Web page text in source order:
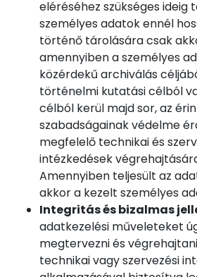
eléréséhez szükséges ideig
személyes adatok ennél
történő tárolására csak
amennyiben a személyes
közérdekű archiválás
történelmi kutatási célból
célból kerül majd sor, az
szabadságainak védelme
megfelelő technikai és
intézkedések
Amennyiben teljesült az
akkor a kezelt személyes
Integritás és bizalmas
adatkezelési műveleteket
megtervezni és
technikai vagy szervezési